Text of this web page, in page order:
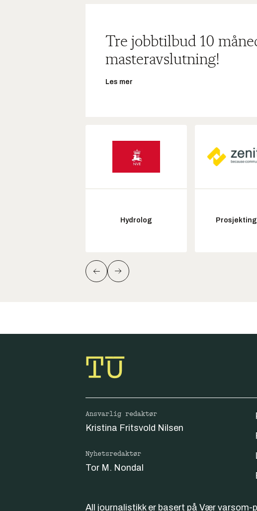
Tre jobbtilbud 10
masteravslutning!
Les mer
Hydrolog
Ansvarlig redaktør
Kristina Fritsvold Nilsen
Nyhetsredaktør
Tor M. Nondal
All journalistikk er basert på Vær varsom-